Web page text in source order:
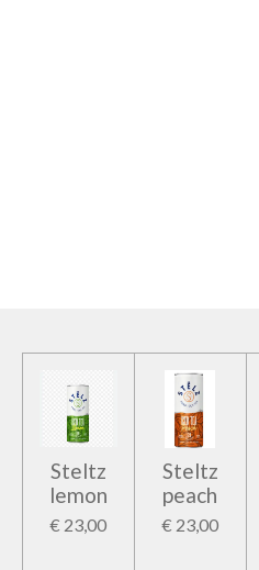
Steltz
lemon
€ 23,00
Steltz
peach
€ 23,00